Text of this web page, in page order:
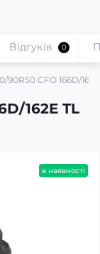
90R50 CFO 166D/
162E TL
Відгуків 0
в наявності